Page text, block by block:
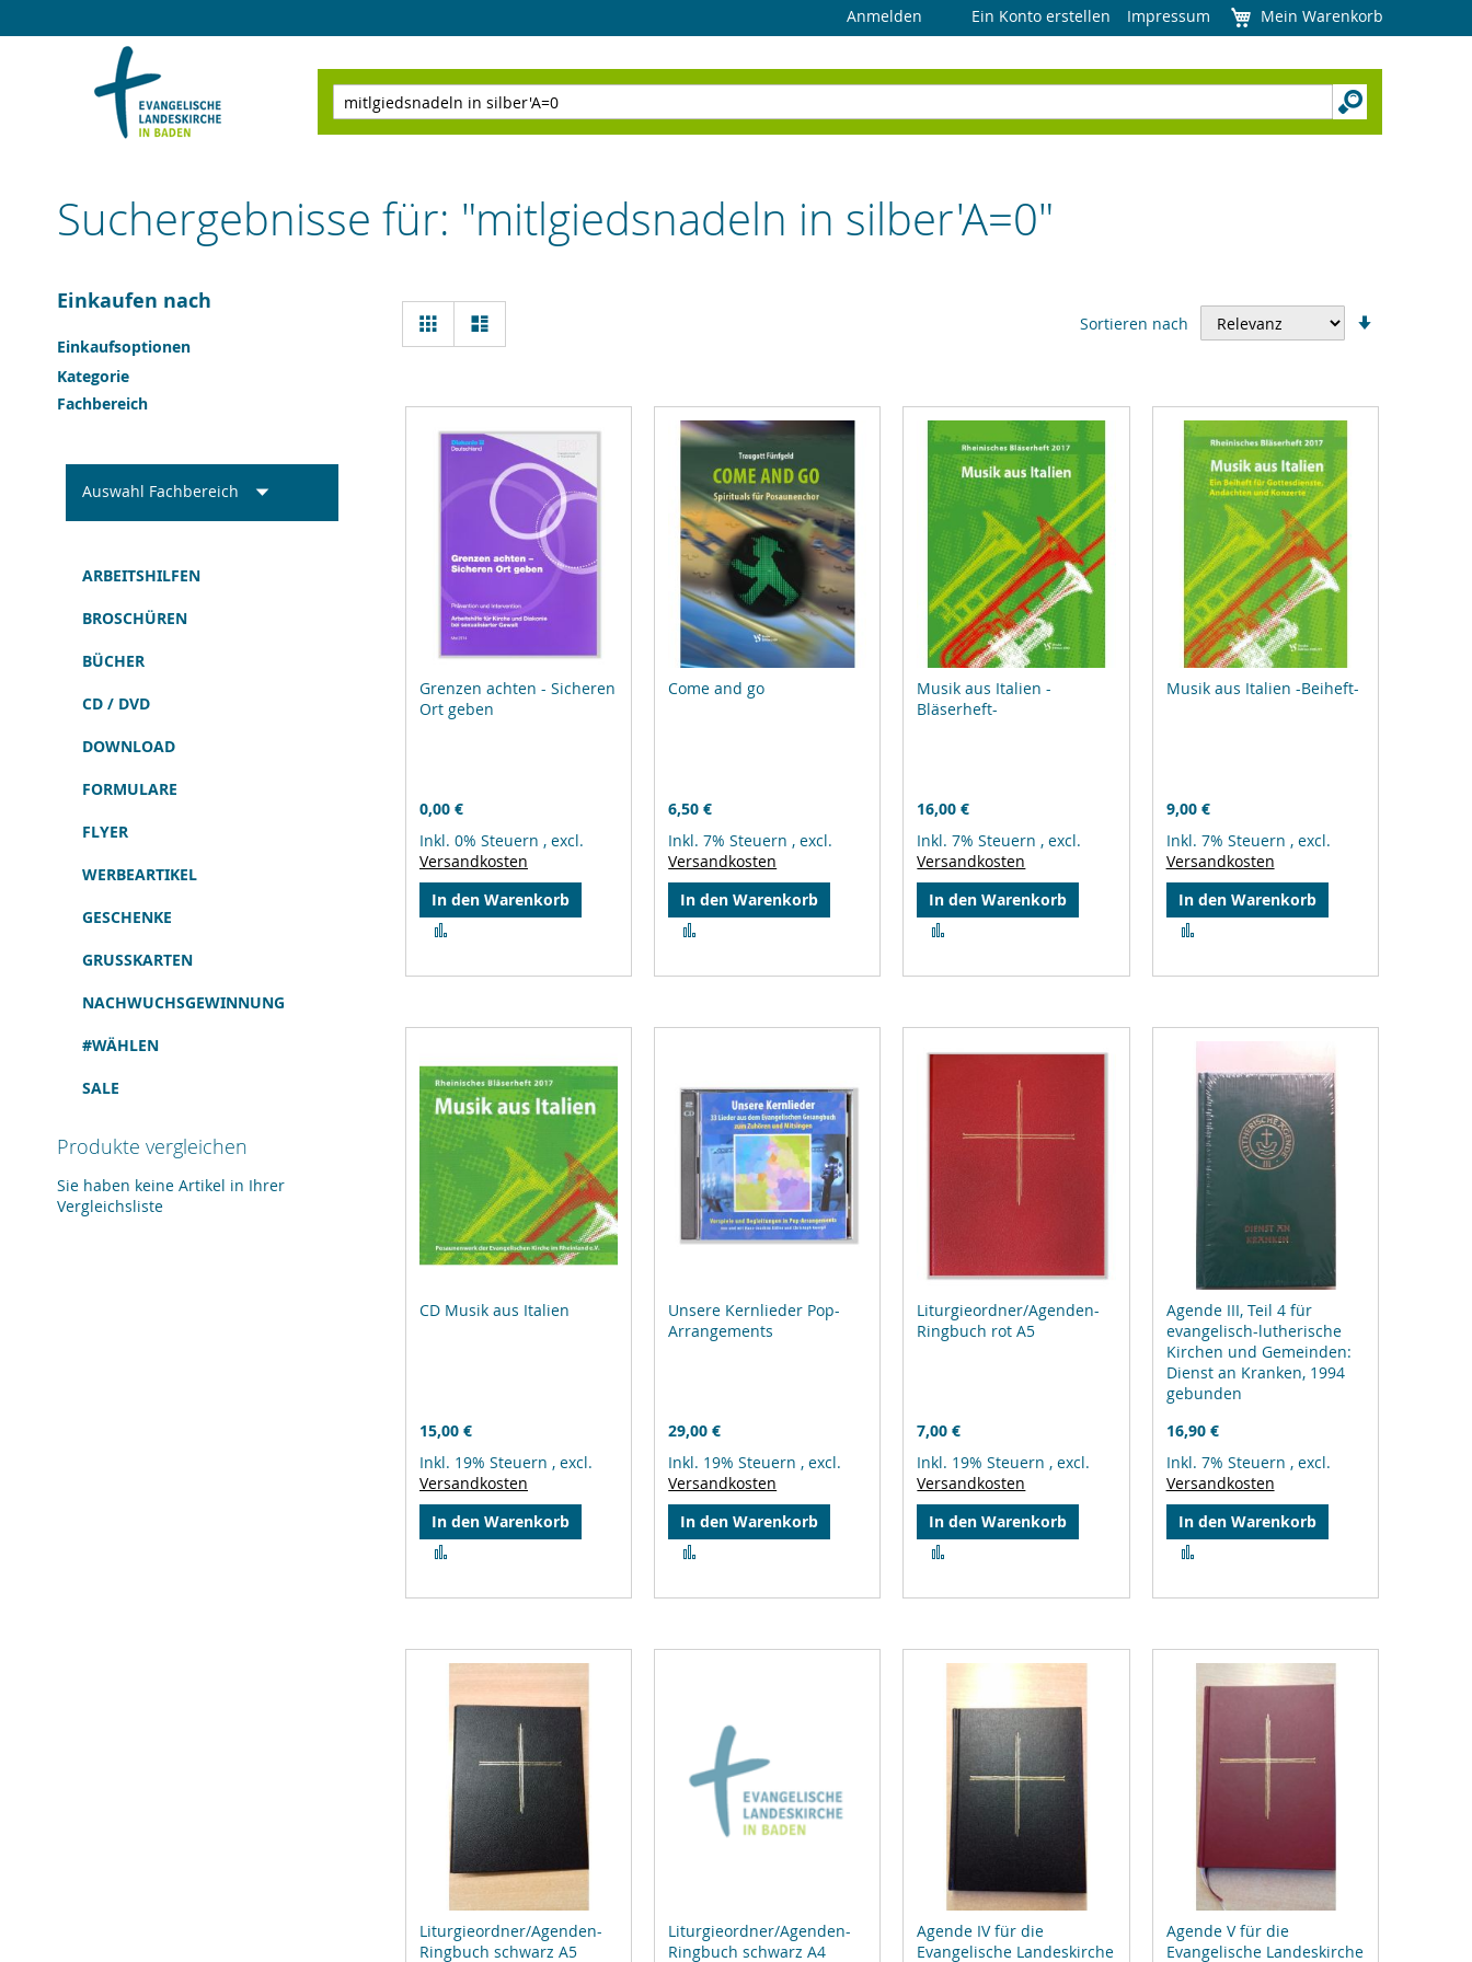
Anmelden Ein Konto erstellen Impressum Mein Warenkorb
Suchen
Suchergebnisse für: "mitlgiedsnadeln in silber'A=0"
Ansicht
als
Raster Sortieren nach
Grenzen achten - Sicheren
Ort geben
0,00 €
Inkl. 0% Steuern , excl.
Versandkosten
In den Warenkorb
Come and go
6,50 €
Inkl. 7% Steuern ,excl.
Versandkosten
In den Warenkorb
Musik aus Italien -
Bläserheft-
16,00 €
Inkl. 7% Steuern ,excl.
Versandkosten
In den Warenkorb
Musik aus Italien -Beiheft-
9,00 €
Inkl. 7% Steuern , excl.
Versandkosten
In den Warenkorb
CD Musik aus Italien
15,00 €
Inkl. 19% Steuern , excl.
Versandkosten
In den Warenkorb
Unsere Kernlieder Pop-
Arrangements
29,00 €
Inkl. 19% Steuern ,excl.
Versandkosten
In den Warenkorb
Liturgieordner/Agenden-
Ringbuch rot A5
7,00 €
Inkl. 19% Steuern ,excl.
Versandkosten
In den Warenkorb
Agende III, Teil 4 für
evangelisch-lutherische
Kirchen und Gemeinden:
Dienst an Kranken, 1994
gebunden
16,90 €
Inkl. 7% Steuern , excl.
Versandkosten
In den Warenkorb
Liturgieordner/Agenden-
Ringbuch schwarz A5
Liturgieordner/Agenden-
Ringbuch schwarz A4
Agende IV für die
Evangelische Landeskirche
Agende V für die
Evangelische Landeskirche
Einkaufen nach
Einkaufsoptionen
Kategorie
Fachbereich
Auswahl Fachbereich
ARBEITSHILFEN
BROSCHÜREN
BÜCHER
CD / DVD
DOWNLOAD
FORMULARE
FLYER
WERBEARTIKEL
GESCHENKE
GRUSSKARTEN
NACHWUCHSGEWINNUNG
#WÄHLEN
SALE
Produkte vergleichen
Sie haben keine Artikel in Ihrer
Vergleichsliste